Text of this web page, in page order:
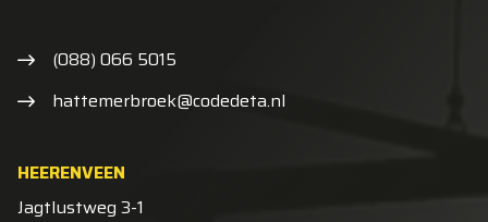
(088) 066 5015
hattemerbroek@codedeta.nl
HEERENVEEN
Jagtlustweg 3-1